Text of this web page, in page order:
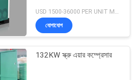
USD 1500-36000 PER UNIT MOQ:1
যোগাযোগ
132KW স্ক্রু এয়ার কম্প্রেসার